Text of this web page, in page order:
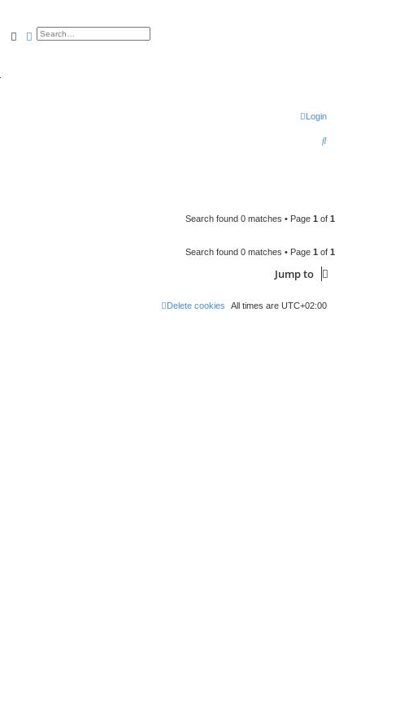
SearchAdvanced search
Login
S
c
Search found 0 matches • Page 1 of 1
Search found 0 matches • Page 1 of 1
Jump to
All times are UTC+02:00
Delete cookies